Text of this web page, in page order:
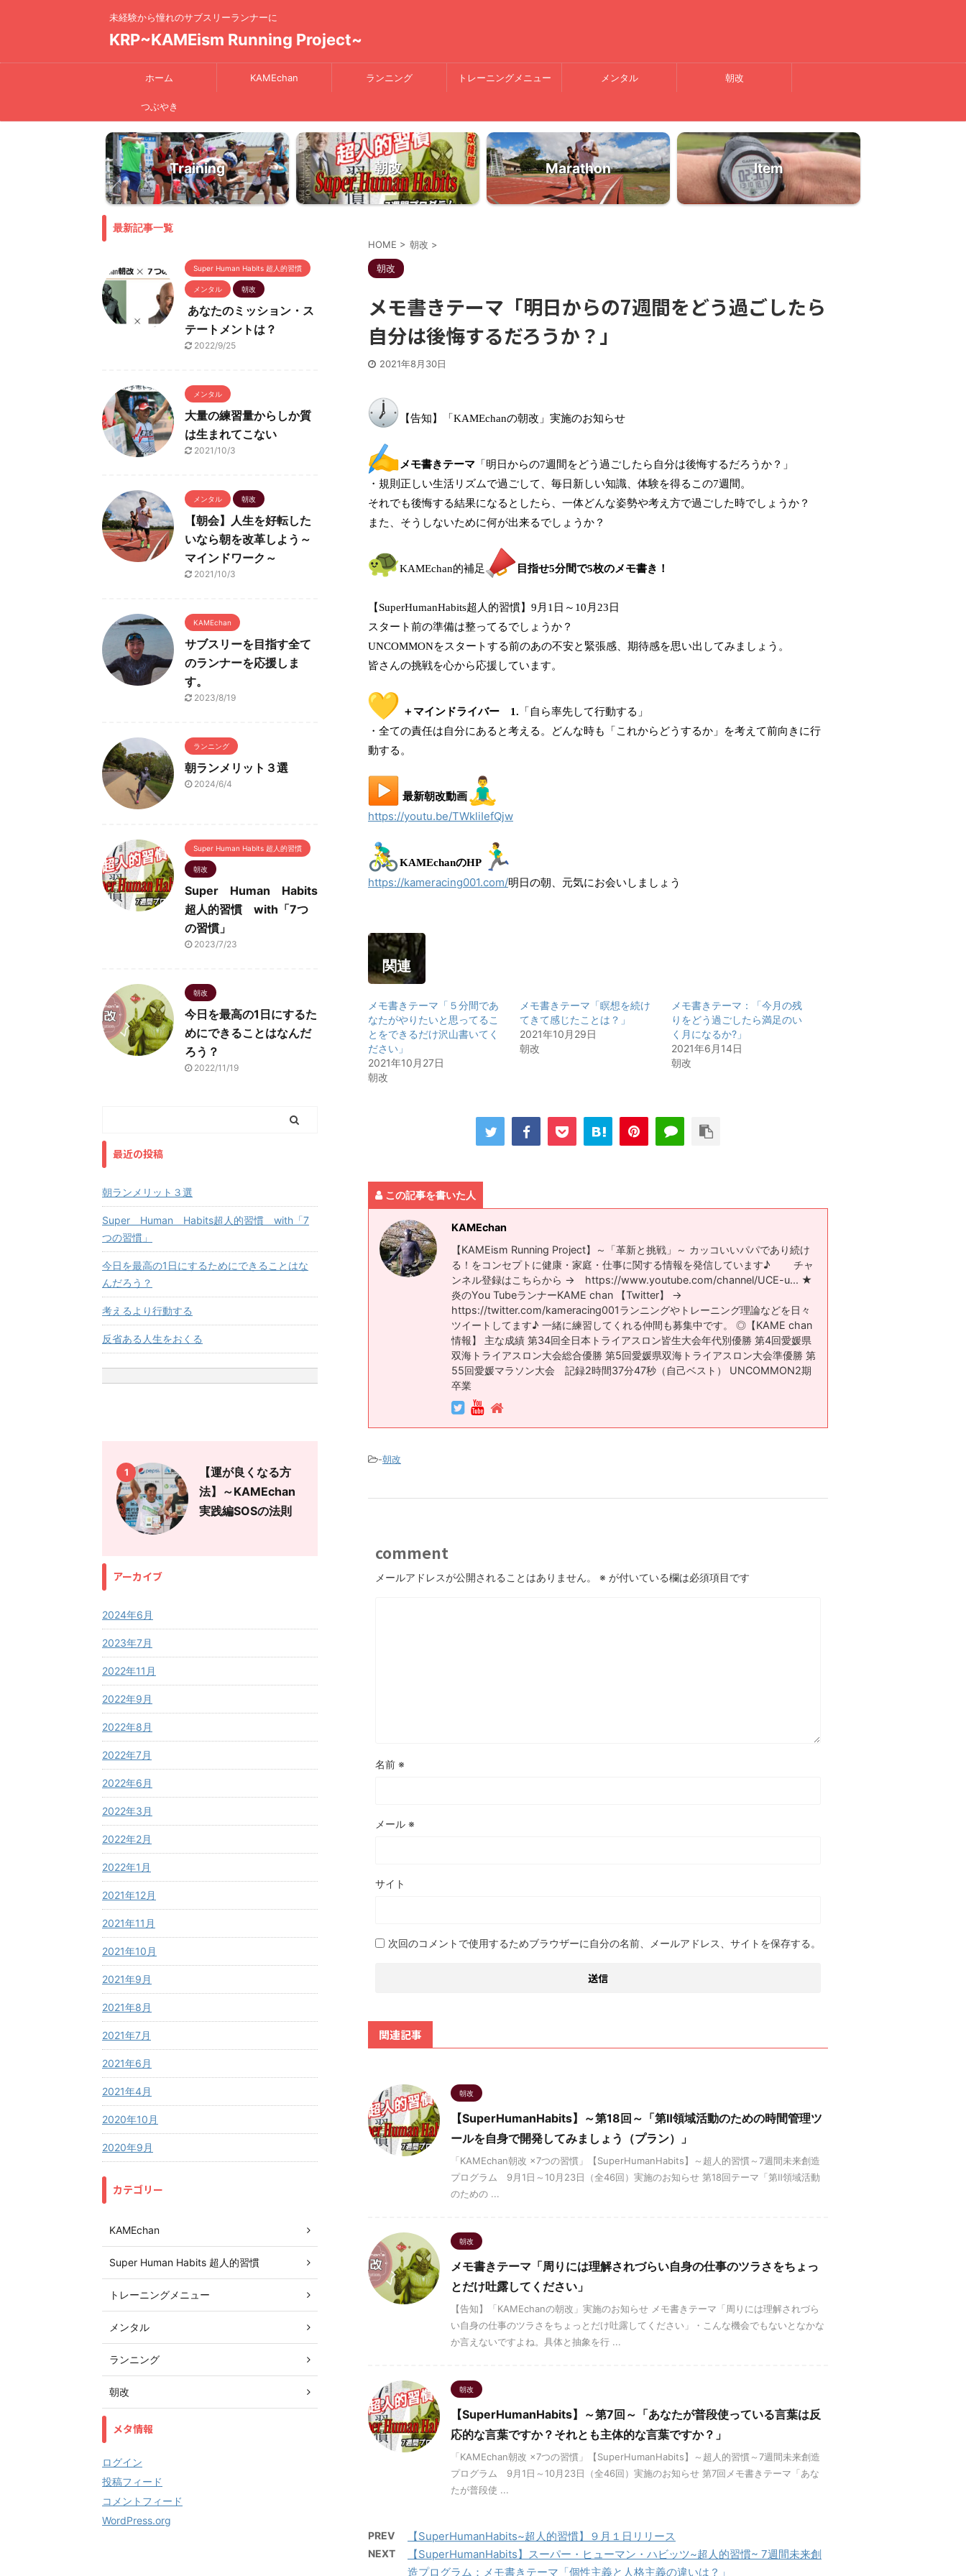
未経験から憧れのサブスリーランナーに
KRP~KAMEism Running Project~
ホーム KAMEchan ランニング トレーニングメニュー メンタル 朝改
つぶやき
Training 朝改 Marathon Item
HOME > 朝改 >
朝改
メモ書きテーマ「明日からの7週間をどう過ごしたら
自分は後悔するだろうか？」
2021年8月30日
【告知】「KAMEchanの朝改」実施のお知らせ
メモ書きテーマ 「明日からの7週間をどう過ごしたら自分は後悔するだろうか？」
・規則正しい生活リズムで過ごして、毎日新しい知識、体験を得るこの7週間。
それでも後悔する結果になるとしたら、一体どんな姿勢や考え方で過ごした時でしょうか？
また、そうしないために何が出来るでしょうか？
KAMEchan的補足 目指せ5分間で5枚のメモ書き！
【SuperHumanHabits超人的習慣】9月1日～10月23日
スタート前の準備は整ってるでしょうか？
UNCOMMONをスタートする前のあの不安と緊張感、期待感を思い出してみましょう。
皆さんの挑戦を心から応援しています。
＋マインドライバー 1. 「自ら率先して行動する」
・全ての責任は自分にあると考える。どんな時も「これからどうするか」を考えて前向きに行
動する。
最新朝改動画
https://youtu.be/TWkliIefQjw
KAMEchanのHP
https://kameracing001.com/明日の朝、元気にお会いしましょう
関連
メモ書きテーマ「５分間であ
なたがやりたいと思ってるこ
とをできるだけ沢山書いてく
ださい」
2021年10月27日
朝改
メモ書きテーマ「瞑想を続け
てきて感じたことは？」
2021年10月29日
朝改
メモ書きテーマ：「今月の残
りをどう過ごしたら満足のい
く月になるか?」
2021年6月14日
朝改
この記事を書いた人
KAMEchan
【KAMEism Running Project】～「革新と挑戦」～ カッコいいパパであり続け
る！をコンセプトに健康・家庭・仕事に関する情報を発信しています♪ チャ
ンネル登録はこちらから → https://www.youtube.com/channel/UCE-u​... ★
炎のYou TubeランナーKAME chan 【Twitter】 →
https://twitter.com/kameracing001​ ランニングやトレーニング理論などを日々
ツイートしてます♪ 一緒に練習してくれる仲間も募集中です。 ◎【KAME chan
情報】 主な成績 第34回全日本トライアスロン皆生大会年代別優勝 第4回愛媛県
双海トライアスロン大会総合優勝 第5回愛媛県双海トライアスロン大会準優勝 第
55回愛媛マラソン大会 記録2時間37分47秒（自己ベスト） UNCOMMON2期
卒業
-朝改
comment
メールアドレスが公開されることはありません。 ※ が付いている欄は必須項目です
名前 ※
メール ※
サイト
次回のコメントで使用するためブラウザーに自分の名前、メールアドレス、サイトを保存する。
関連記事
朝改
【SuperHumanHabits】～第18回～「第Ⅱ領域活動のための時間管理ツ
ールを自身で開発してみましょう（プラン）」
「KAMEchan朝改 ×7つの習慣」【SuperHumanHabits】～超人的習慣～7週間未来創造
プログラム 9月1日～10月23日（全46回）実施のお知らせ 第18回テーマ「第Ⅱ領域活動
のための ...
朝改
メモ書きテーマ「周りには理解されづらい自身の仕事のツラさをちょっ
とだけ吐露してください」
【告知】「KAMEchanの朝改」実施のお知らせ メモ書きテーマ「周りには理解されづら
い自身の仕事のツラさをちょっとだけ吐露してください」・こんな機会でもないとなかな
か言えないですよね。具体と抽象を行 ...
朝改
【SuperHumanHabits】～第7回～「あなたが普段使っている言葉は反
応的な言葉ですか？それとも主体的な言葉ですか？」
「KAMEchan朝改 ×7つの習慣」【SuperHumanHabits】～超人的習慣～7週間未来創造
プログラム 9月1日～10月23日（全46回）実施のお知らせ 第7回メモ書きテーマ「あな
たが普段使 ...
PREV 【SuperHumanHabits~超人的習慣】９月１日リリース
NEXT
【SuperHumanHabits】スーパー・ヒューマン・ハビッツ~超人的習慣~ 7週間未来創
造プログラム：メモ書きテーマ「個性主義と人格主義の違いは？」
最新記事一覧
Super Human Habits 超人的習慣
メンタル 朝改
あなたのミッション・ス
テートメントは？
2022/9/25
メンタル
大量の練習量からしか質
は生まれてこない
2021/10/3
メンタル 朝改
【朝会】人生を好転した
いなら朝を改革しよう～
マインドワーク～
2021/10/3
KAMEchan
サブスリーを目指す全て
のランナーを応援しま
す。
2023/8/19
ランニング
朝ランメリット３選
2024/6/4
Super Human Habits 超人的習慣
朝改
Super Human Habits
超人的習慣 with「7つ
の習慣」
2023/7/23
朝改
今日を最高の1日にするた
めにできることはなんだ
ろう？
2022/11/19
最近の投稿
朝ランメリット３選
Super Human Habits超人的習慣 with「7
つの習慣」
今日を最高の1日にするためにできることはな
んだろう？
考えるより行動する
反省ある人生をおくる
1
【運が良くなる方
法】～KAMEchan
実践編SOSの法則
アーカイブ
2024年6月
2023年7月
2022年11月
2022年9月
2022年8月
2022年7月
2022年6月
2022年3月
2022年2月
2022年1月
2021年12月
2021年11月
2021年10月
2021年9月
2021年8月
2021年7月
2021年6月
2021年4月
2020年10月
2020年9月
カテゴリー
KAMEchan
Super Human Habits 超人的習慣
トレーニングメニュー
メンタル
ランニング
朝改
メタ情報
ログイン
投稿フィード
コメントフィード
WordPress.org